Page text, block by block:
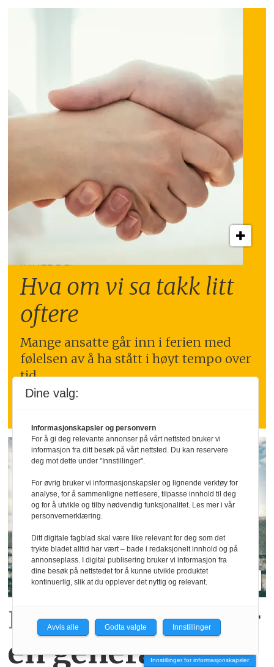
INNLEGG:
Hva om vi sa takk litt
oftere
Mange ansatte går inn i ferien med
følelsen av å ha stått i høyt tempo over
tid.
Nettopp da kan en tydelig takk bety
Rapport:Det kommer
en generasjon
Innstillinger for informasjonskapsler
Dine valg:
Informasjonskapsler og personvern
For å gi deg relevante annonser på vårt nettsted bruker vi
informasjon fra ditt besøk på vårt nettsted. Du kan reservere
deg mot dette under "Innstillinger".
For øvrig bruker vi informasjonskapsler og lignende verktøy for
analyse, for å sammenligne nettlesere, tilpasse innhold til deg
og for å utvikle og tilby nødvendig funksjonalitet. Les mer i vår
personvernerklæring.
Ditt digitale fagblad skal være like relevant for deg som det
trykte bladet alltid har vært – bade i redaksjonelt innhold og på
annonseplass. I digital publisering bruker vi informasjon fra
dine besøk på nettstedet for å kunne utvikle produktet
kontinuerlig, slik at du opplever det nyttig og relevant.
Avvis alle Godta valgte Innstillinger